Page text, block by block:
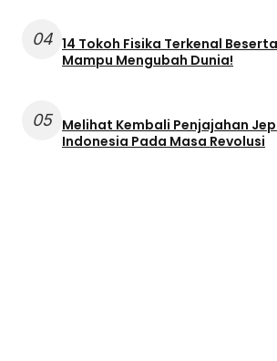
04 14 Tokoh Fisika Terkenal
Mampu Mengubah Dunia!
05 Melihat Kembali Penjajahan
Indonesia Pada Masa Revolusi